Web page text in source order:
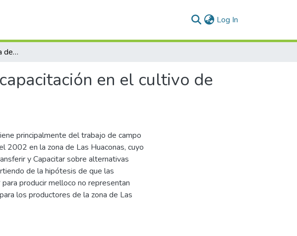
Log In
Validación, transferencia de tecnología y capacitación en el cultivo de melloco
en el cultivo de
principalmente del trabajo de campo
2002 en la zona de Las Huaconas, cuyo
y Capacitar sobre alternativas
de la hipótesis de que las
producir melloco no representan
los productores de la zona de Las